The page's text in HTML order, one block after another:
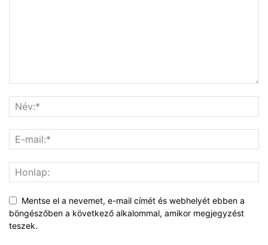
Mentse el a nevemet, e-mail címét és webhelyét ebben a
böngészőben a következő alkalommal, amikor megjegyzést
teszek.